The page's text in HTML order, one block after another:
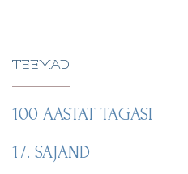
TEEMAD
100 AASTAT TAGASI
17. SAJAND